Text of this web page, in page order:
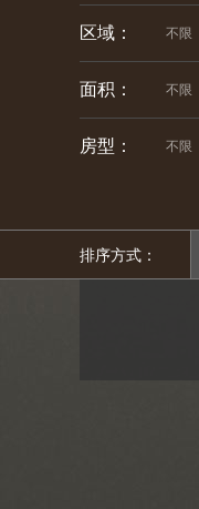
区域： 不限
面积： 不限
房型： 不限
排序方式：